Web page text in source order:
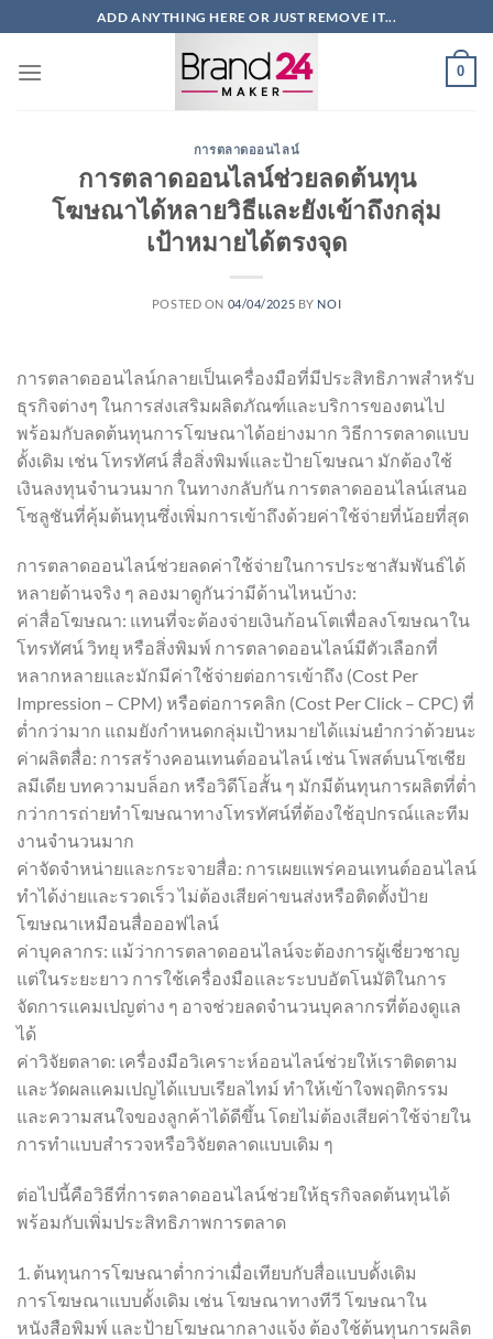
ไป
ADD ANYTHING HERE OR JUST REMOVE IT...
0
การตลาดออนไลน์
การตลาดออนไลน์ช่วยลดต้นทุน
โฆษณาได้หลายวิธีและยังเข้าถึงกลุ่ม
เป้าหมายได้ตรงจุด
POSTED ON 04/04/2025 BY NOI
การตลาดออนไลน์กลายเป็นเครื่องมือที่มีประสิทธิภาพสำหรับ
ธุรกิจต่างๆ ในการส่งเสริมผลิตภัณฑ์และบริการของตนไป
พร้อมกับลดต้นทุนการโฆษณาได้อย่างมาก วิธีการตลาดแบบ
ดั้งเดิม เช่น โทรทัศน์ สื่อสิ่งพิมพ์และป้ายโฆษณา มักต้องใช้
เงินลงทุนจำนวนมาก ในทางกลับกัน การตลาดออนไลน์เสนอ
โซลูชันที่คุ้มต้นทุนซึ่งเพิ่มการเข้าถึงด้วยค่าใช้จ่ายที่น้อยที่สุด
การตลาดออนไลน์ช่วยลดค่าใช้จ่ายในการประชาสัมพันธ์ได้
หลายด้านจริง ๆ ลองมาดูกันว่ามีด้านไหนบ้าง:
ค่าสื่อโฆษณา: แทนที่จะต้องจ่ายเงินก้อนโตเพื่อลงโฆษณาใน
โทรทัศน์ วิทยุ หรือสิ่งพิมพ์ การตลาดออนไลน์มีตัวเลือกที่
หลากหลายและมักมีค่าใช้จ่ายต่อการเข้าถึง (Cost Per
Impression – CPM) หรือต่อการคลิก (Cost Per Click – CPC) ที่
ต่ำกว่ามาก แถมยังกำหนดกลุ่มเป้าหมายได้แม่นยำกว่าด้วยนะ
ค่าผลิตสื่อ: การสร้างคอนเทนต์ออนไลน์ เช่น โพสต์บนโซเชีย
ลมีเดีย บทความบล็อก หรือวิดีโอสั้น ๆ มักมีต้นทุนการผลิตที่ต่ำ
กว่าการถ่ายทำโฆษณาทางโทรทัศน์ที่ต้องใช้อุปกรณ์และทีม
งานจำนวนมาก
ค่าจัดจำหน่ายและกระจายสื่อ: การเผยแพร่คอนเทนต์ออนไลน์
ทำได้ง่ายและรวดเร็ว ไม่ต้องเสียค่าขนส่งหรือติดตั้งป้าย
โฆษณาเหมือนสื่อออฟไลน์
ค่าบุคลากร: แม้ว่าการตลาดออนไลน์จะต้องการผู้เชี่ยวชาญ
แต่ในระยะยาว การใช้เครื่องมือและระบบอัตโนมัติในการ
จัดการแคมเปญต่าง ๆ อาจช่วยลดจำนวนบุคลากรที่ต้องดูแล
ได้
ค่าวิจัยตลาด: เครื่องมือวิเคราะห์ออนไลน์ช่วยให้เราติดตาม
และวัดผลแคมเปญได้แบบเรียลไทม์ ทำให้เข้าใจพฤติกรรม
และความสนใจของลูกค้าได้ดีขึ้น โดยไม่ต้องเสียค่าใช้จ่ายใน
การทำแบบสำรวจหรือวิจัยตลาดแบบเดิม ๆ
ต่อไปนี้คือวิธีที่การตลาดออนไลน์ช่วยให้ธุรกิจลดต้นทุนได้
พร้อมกับเพิ่มประสิทธิภาพการตลาด
1. ต้นทุนการโฆษณาต่ำกว่าเมื่อเทียบกับสื่อแบบดั้งเดิม
การโฆษณาแบบดั้งเดิม เช่น โฆษณาทางทีวี โฆษณาใน
หนังสือพิมพ์ และป้ายโฆษณากลางแจ้ง ต้องใช้ต้นทุนการผลิต